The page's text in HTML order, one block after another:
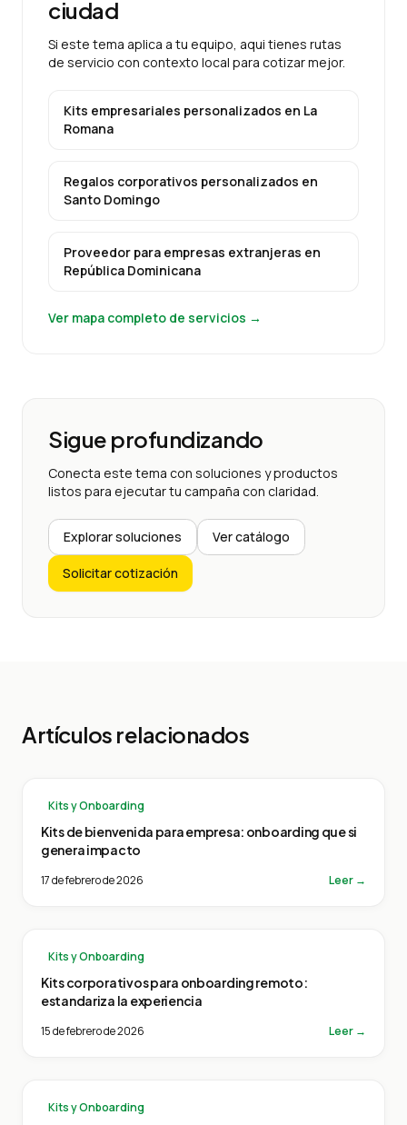
ciudad
Si este tema aplica a tu equipo, aqui tienes rutas
de servicio con contexto local para cotizar mejor.
Kits empresariales personalizados en La
Romana
Regalos corporativos personalizados en
Santo Domingo
Proveedor para empresas extranjeras en
República Dominicana
Ver mapa completo de servicios →
Sigue profundizando
Conecta este tema con soluciones y productos
listos para ejecutar tu campaña con claridad.
Explorar soluciones Ver catálogo
Solicitar cotización
Artículos relacionados
Kits y Onboarding
Kits de bienvenida para empresa: onboarding que si
genera impacto
17 de febrero de 2026 Leer →
Kits y Onboarding
Kits corporativos para onboarding remoto:
estandariza la experiencia
15 de febrero de 2026 Leer →
Kits y Onboarding